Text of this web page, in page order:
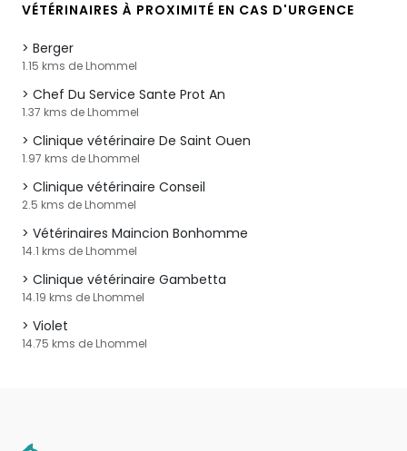
VÉTÉRINAIRES À PROXIMITÉ EN CAS D'URGENCE
Berger
1.15 kms de Lhommel
Chef Du Service Sante Prot An
1.37 kms de Lhommel
Clinique vétérinaire De Saint Ouen
1.97 kms de Lhommel
Clinique vétérinaire Conseil
2.5 kms de Lhommel
Vétérinaires Maincion Bonhomme
14.1 kms de Lhommel
Clinique vétérinaire Gambetta
14.19 kms de Lhommel
Violet
14.75 kms de Lhommel